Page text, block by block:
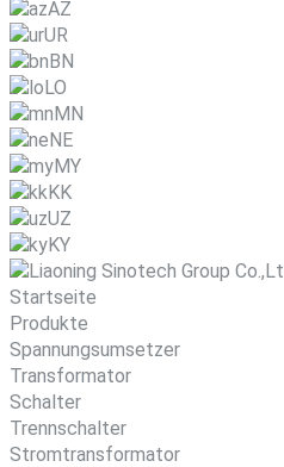
AZ
UR
BN
LO
MN
NE
MY
KK
UZ
KY
Startseite
Produkte
Spannungsumsetzer
Transformator
Schalter
Trennschalter
Stromtransformator